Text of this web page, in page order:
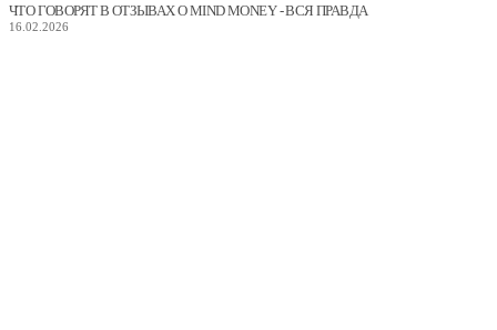
ЧТО ГОВОРЯТ В ОТЗЫВАХ О MIND MONEY - ВСЯ ПРАВДА
16.02.2026